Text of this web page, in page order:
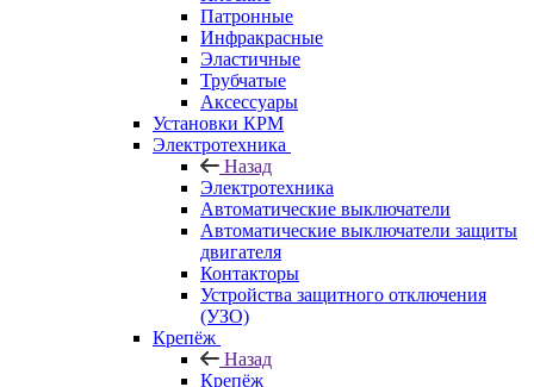
Патронные
Инфракрасные
Эластичные
Трубчатые
Аксессуары
Установки КРМ
Электротехника
Назад
Электротехника
Автоматические выключатели
Автоматические выключатели защиты
двигателя
Контакторы
Устройства защитного отключения
(УЗО)
Крепёж
Назад
Крепёж